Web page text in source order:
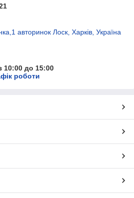
авторинок Лоск, Харків, Україна
10:00 до 15:00
роботи